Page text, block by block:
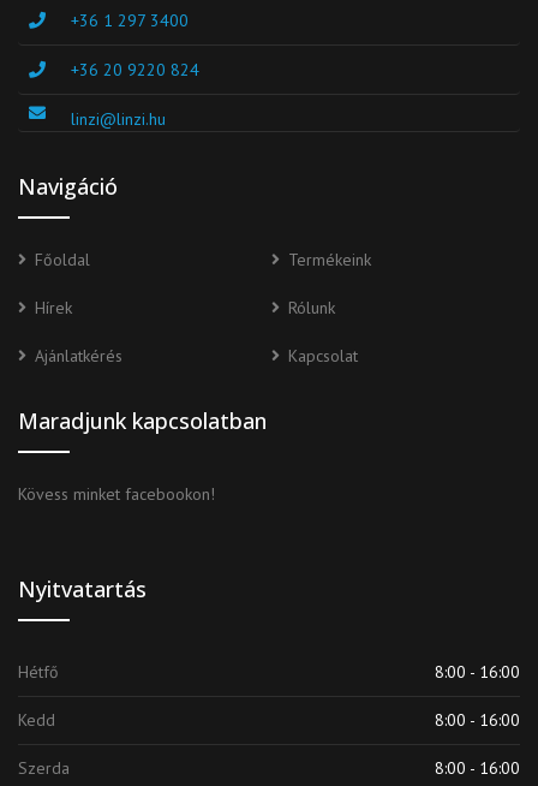
+36 1 297 3400
+36 20 9220 824
linzi@linzi.hu
Navigáció
Főoldal Termékeink
Hírek Rólunk
Ajánlatkérés Kapcsolat
Maradjunk kapcsolatban
Kövess minket facebookon!
Nyitvatartás
Hétfő 8:00 - 16:00
Kedd 8:00 - 16:00
Szerda 8:00 - 16:00